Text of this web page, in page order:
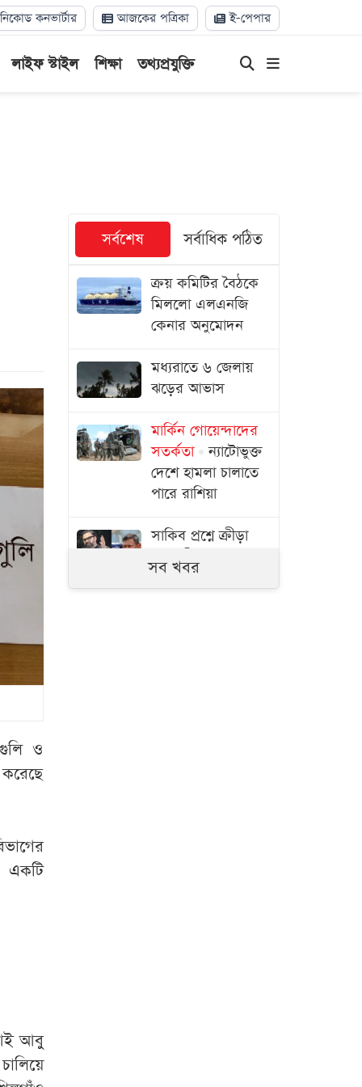
কনভার্টার আজকের পত্রিকা ই-পেপার
লাইফ স্টাইল শিক্ষা তথ্যপ্রযুক্তি
গুলি ও
আবু
সর্বশেষ সর্বাধিক পঠিত
ক্রয় কমিটির বৈঠকে
মিললো এলএনজি
কেনার অনুমোদন
মধ্যরাতে ৬ জেলায়
ঝড়ের আভাস
মার্কিন গোয়েন্দাদের
সতর্কতা
ন্যাটোভুক্ত
দেশে হামলা চালাতে
পারে রাশিয়া
সাকিব প্রশ্নে ক্রীড়া
প্রতিমন্ত্রী- এখন আর
কোনো সুযোগ নেই
সব খবর